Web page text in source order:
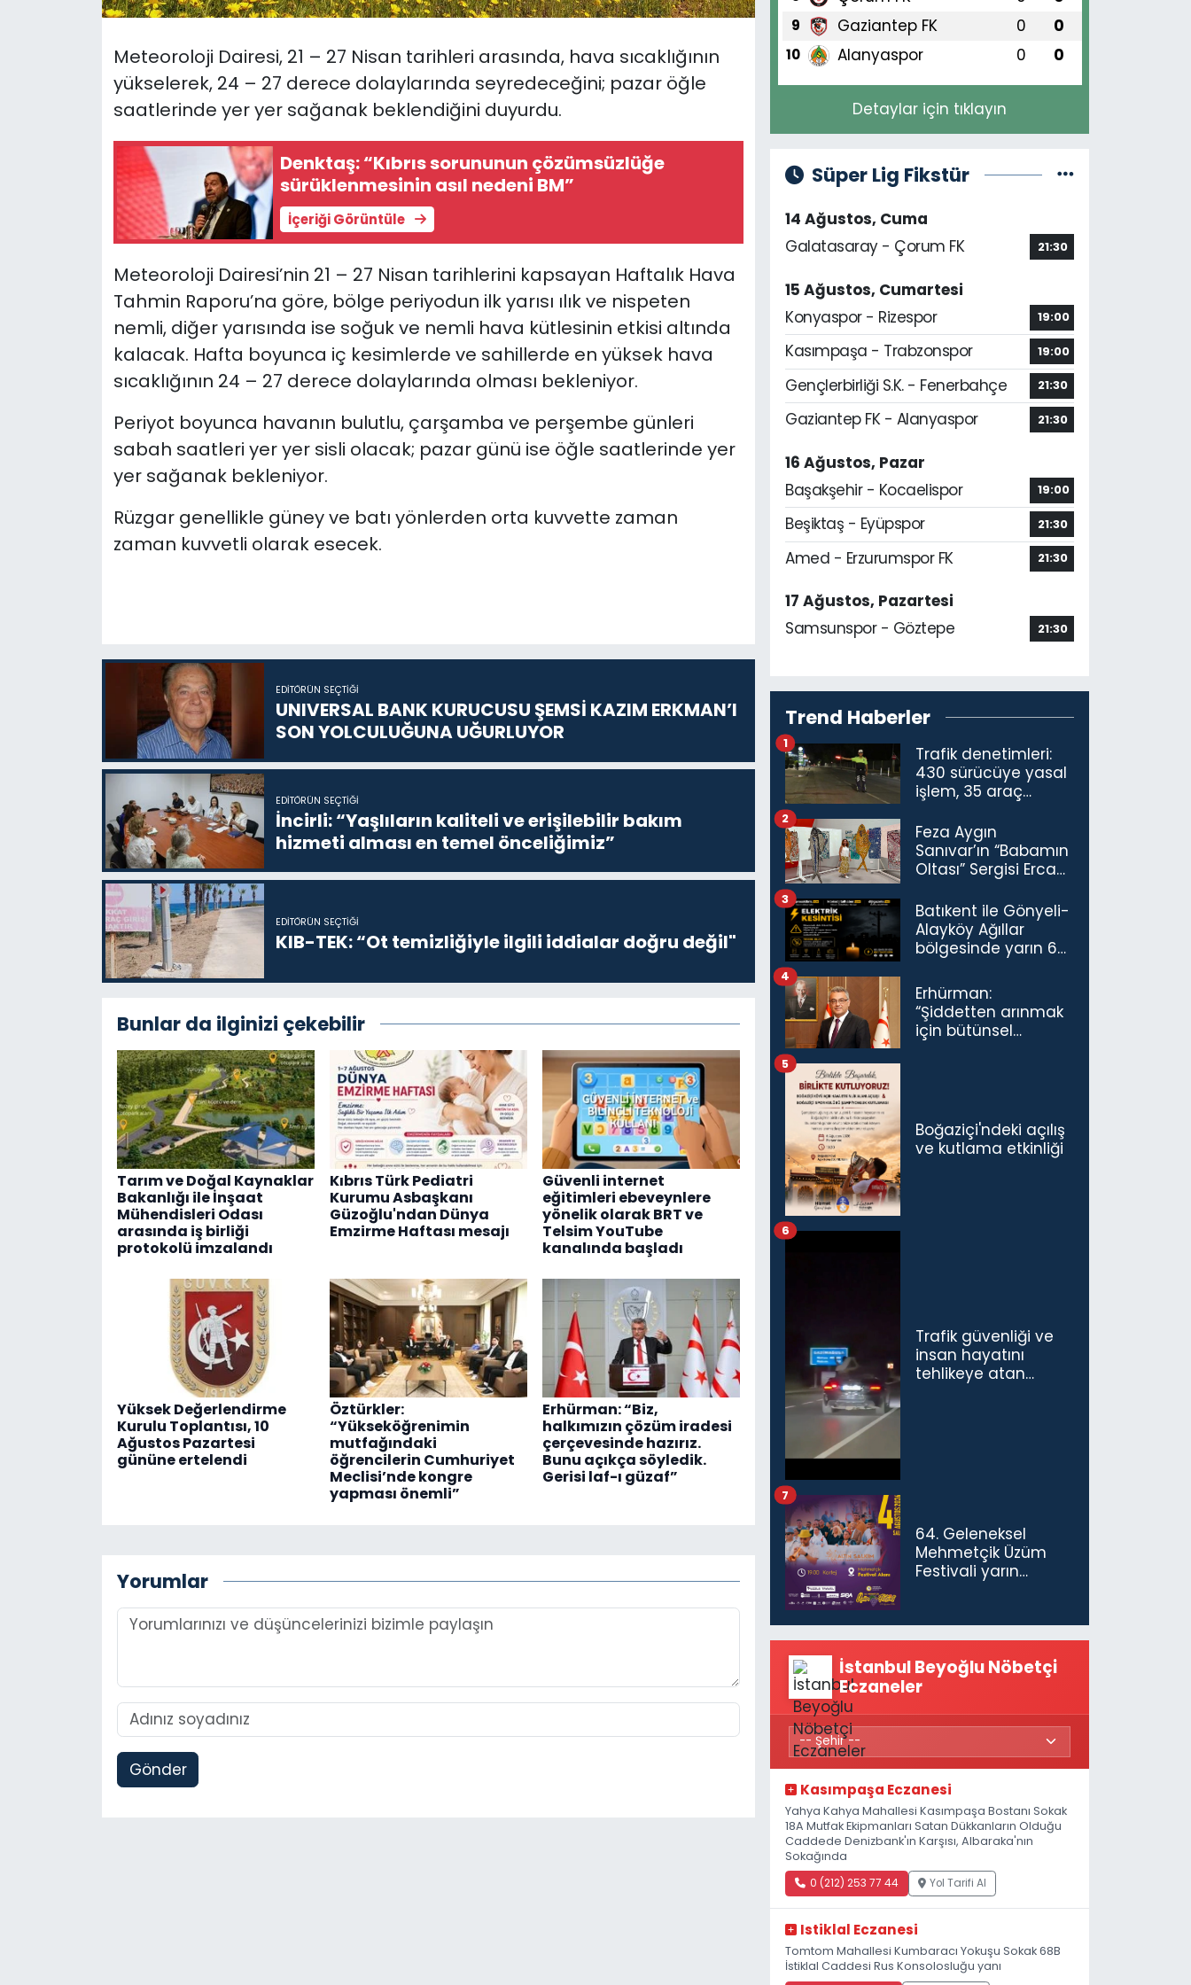
Meteoroloji Dairesi, 21 – 27 Nisan tarihleri arasında, hava sıcaklığının
yükselerek, 24 – 27 derece dolaylarında seyredeceğini; pazar öğle
saatlerinde yer yer sağanak beklendiğini duyurdu.
Denktaş: “Kıbrıs sorununun çözümsüzlüğe
sürüklenmesinin asıl nedeni BM”
İçeriği Görüntüle
Meteoroloji Dairesi’nin 21 – 27 Nisan tarihlerini kapsayan Haftalık Hava
Tahmin Raporu’na göre, bölge periyodun ilk yarısı ılık ve nispeten
nemli, diğer yarısında ise soğuk ve nemli hava kütlesinin etkisi altında
kalacak. Hafta boyunca iç kesimlerde ve sahillerde en yüksek hava
sıcaklığının 24 – 27 derece dolaylarında olması bekleniyor.
Periyot boyunca havanın bulutlu, çarşamba ve perşembe günleri
sabah saatleri yer yer sisli olacak; pazar günü ise öğle saatlerinde yer
yer sağanak bekleniyor.
Rüzgar genellikle güney ve batı yönlerden orta kuvvette zaman
zaman kuvvetli olarak esecek.
EDITÖRÜN SEÇTIĞI
UNIVERSAL BANK KURUCUSU ŞEMSİ KAZIM ERKMAN’I
SON YOLCULUĞUNA UĞURLUYOR
EDITÖRÜN SEÇTIĞI
İncirli: “Yaşlıların kaliteli ve erişilebilir bakım
hizmeti alması en temel önceliğimiz”
EDITÖRÜN SEÇTIĞI
KIB-TEK: “Ot temizliğiyle ilgili iddialar doğru değil"
Bunlar da ilginizi çekebilir
Tarım ve Doğal Kaynaklar
Bakanlığı ile İnşaat
Mühendisleri Odası
arasında iş birliği
protokolü imzalandı
Kıbrıs Türk Pediatri
Kurumu Asbaşkanı
Güzoğlu'ndan Dünya
Emzirme Haftası mesajı
Güvenli internet
eğitimleri ebeveynlere
yönelik olarak BRT ve
Telsim YouTube
kanalında başladı
Yüksek Değerlendirme
Kurulu Toplantısı, 10
Ağustos Pazartesi
gününe ertelendi
Öztürkler:
“Yükseköğrenimin
mutfağındaki
öğrencilerin Cumhuriyet
Meclisi’nde kongre
yapması önemli”
Erhürman: “Biz,
halkımızın çözüm iradesi
çerçevesinde hazırız.
Bunu açıkça söyledik.
Gerisi laf-ı güzaf”
Yorumlar
Gönder
9 Gaziantep FK 0 0
10 Alanyaspor 0 0
Detaylar için tıklayın
Süper Lig Fikstür
14 Ağustos, Cuma
Galatasaray - Çorum FK
21:30
15 Ağustos, Cumartesi
Konyaspor - Rizespor
19:00
Kasımpaşa - Trabzonspor 19:00
Gençlerbirliği S.K. - Fenerbahçe 21:30
Gaziantep FK - Alanyaspor 21:30
16 Ağustos, Pazar
Başakşehir - Kocaelispor
19:00
Beşiktaş - Eyüpspor 21:30
Amed - Erzurumspor FK 21:30
17 Ağustos, Pazartesi
Samsunspor - Göztepe
21:30
Trend Haberler
Trafik denetimleri:
430 sürücüye yasal
işlem, 35 araç
1
Feza Aygın
Sanıvar’ın “Babamın
Oltası” Sergisi Ercan
Açıldı
2
Batıkent ile Gönyeli-
Alayköy Ağıllar
bölgesinde yarın 6
kesintisi…
3
Erhürman:
“Şiddetten arınmak
için bütünsel
4
Boğaziçi'ndeki açılış
ve kutlama etkinliği
5
Trafik güvenliği ve
insan hayatını
tehlikeye atan
6
64. Geleneksel
Mehmetçik Üzüm
Festivali yarın
7
İstanbul Beyoğlu Nöbetçi
Eczaneler
Kasımpaşa Eczanesi
Yahya Kahya Mahallesi Kasımpaşa Bostanı Sokak
18A Mutfak Ekipmanları Satan Dükkanların Olduğu
Caddede Denizbank'ın Karşısı, Albaraka'nın
Sokağında
0 (212) 253 77 44 Yol Tarifi Al
Istiklal Eczanesi
Tomtom Mahallesi Kumbaracı Yokuşu Sokak 68B
İstiklal Caddesi Rus Konsolosluğu yanı
Video Galeri
Yazarlar